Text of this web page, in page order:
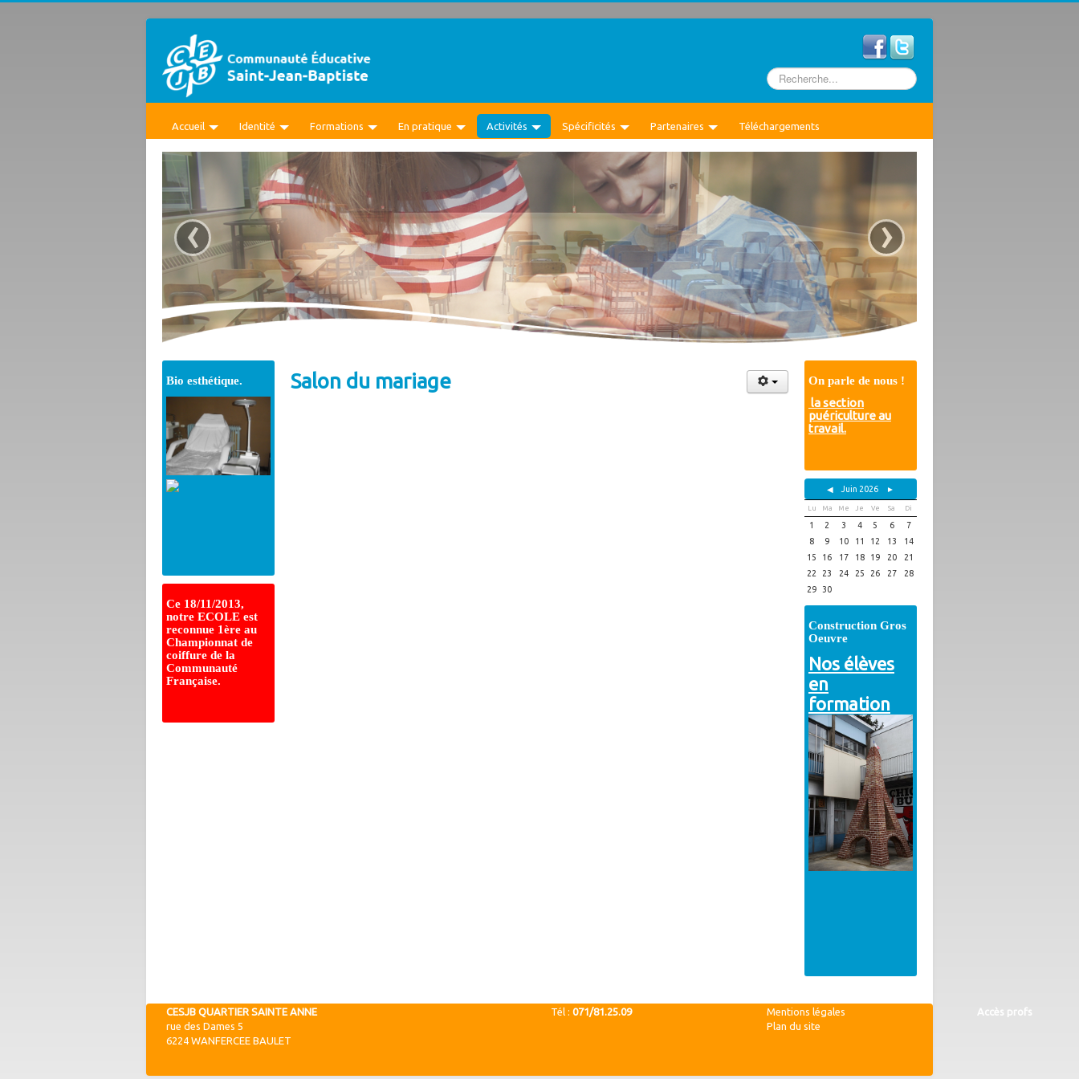
Rechercher
Accueil Identité Formations En pratique Activités Spécificités Partenaires Téléchargements
‹ ›
Bio esthétique.
Ce 18/11/2013,
notre ECOLE est
reconnue 1ère au
Championnat de
coiffure de la
Communauté
Française.
Salon du mariage On parle de nous !
la section
puériculture au
travail.
◀ Juin 2026 ►
Lu Ma Me Je Ve Sa Di
1 2 3 4 5 6
7
8
9 10 11 12 13
14
15
16 17 18 19 20
21
22
23 24 25 26 27
28
29
30
Construction Gros
Oeuvre
Nos élèves
en
formation
CESJB QUARTIER SAINTE ANNE
rue des Dames 5
6224 WANFERCEE BAULET
Tél : 071/81.25.09
Mentions légales
Plan du site
Accès profs